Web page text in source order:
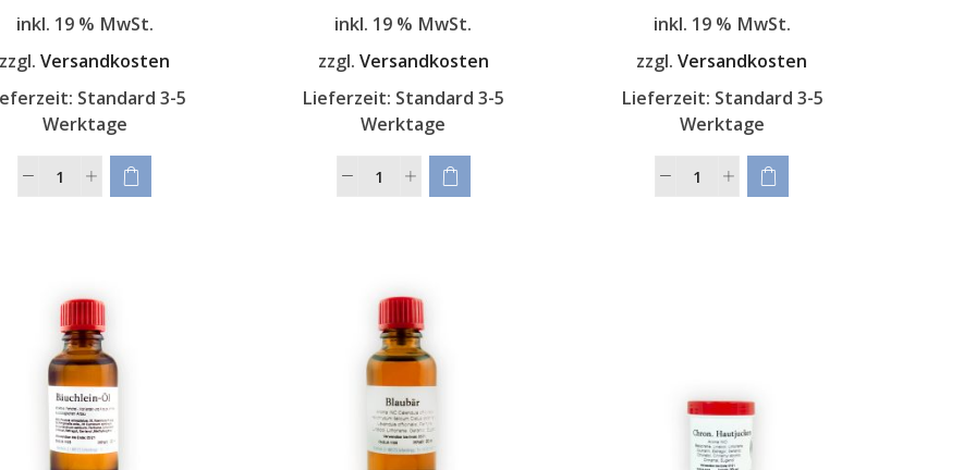
inkl. 19 % MwSt.
zzgl.Versandkosten
Standard 3-5
Werktage
inkl. 19 % MwSt.
zzgl. Versandkosten
Lieferzeit: Standard 3-5
Werktage
inkl. 19 % MwSt.
zzgl.Versandkosten
Lieferzeit: Standard 3-5
Werktage